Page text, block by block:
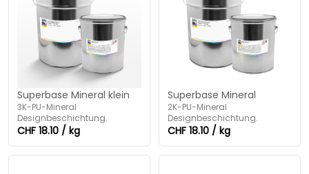
Superbase Mineral klein
3K-PU-Mineral
Designbeschichtung.
CHF 18.10 / kg
Superbase Mineral
2K-PU-Mineral
Designbeschichtung.
CHF 18.10 / kg